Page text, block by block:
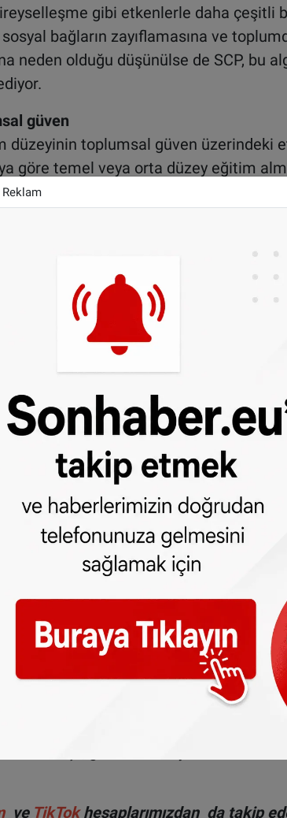
gibi etkenlerle daha çeşitli
bağların zayıflamasına ve
neden olduğu düşünülse de SCP, bu
güven
düzeyinin toplumsal güven üzerindeki
göre temel veya orta düzey eğitim
görenlere kıyasla neredeyse
çeşitliliğin yoğun olduğu bölgelerdeki
dezavantajlar yatıyor.
yüksek olsa da vatandaşların,
Haag siyaseti gibi kurumlara olan
ve Polonyalılar gibi bazı göçmen
çekiyor. Ancak SCP, Hollandalıların
büyük ölçüde korunduğunu belirtiyor.
azaltılması için şu önerileri sunuyor:
buluşma alanları, mahalle
destek verilmesi.
iyi bir eğitime erişiminin sağlanması
görmesi.
Hükümetin aktif bir şekilde ayrımcılıkla
sadeleştirerek bireylerin
aynı fikirde olması anlamına
çalışabileceği fırsatlar
vurguluyor. Bu konuda hem
düştüğü ifade ediliyor.
ve TikTokhesaplarımızdan da takip
Reklam